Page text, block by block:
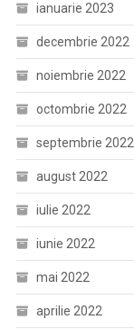
ianuarie 2023
decembrie 2022
noiembrie 2022
octombrie 2022
septembrie 2022
august 2022
iulie 2022
iunie 2022
mai 2022
aprilie 2022